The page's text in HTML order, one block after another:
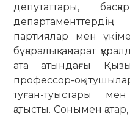
депутаттары,
партиялар мен
бұқаралық ақпарат
ата атындағы
профессор-
туған-туыстары
қатысты. Сонымен